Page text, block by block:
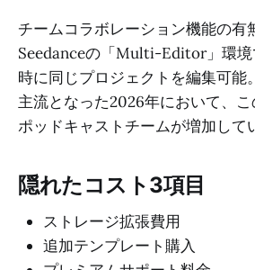
チームコラボレーション機能の有
Seedanceの「Multi-Editor」環境
時に同じプロジェクトを編集可能
主流となった2026年において、
ポッドキャストチームが増加して
隠れたコスト3項目
ストレージ拡張費用
追加テンプレート購入